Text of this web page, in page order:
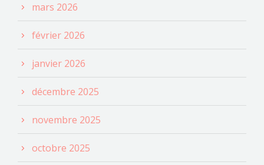
mars 2026
février 2026
janvier 2026
décembre 2025
novembre 2025
octobre 2025